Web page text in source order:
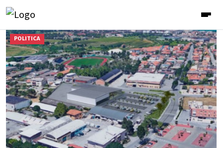
POLITICA